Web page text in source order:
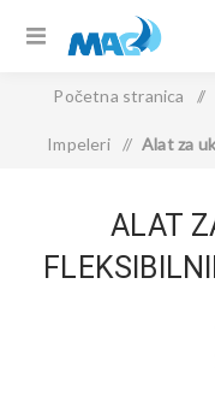
Početna stranica /
Impeleri / Alat za
ALAT